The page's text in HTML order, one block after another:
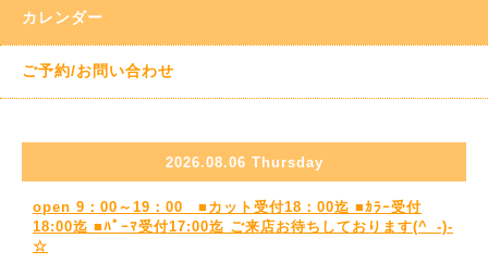
カレンダー
ご予約/お問い合わせ
2026.08.06 Thursday
open 9：00～19：00 ■カット受付18：00迄 ■ｶﾗｰ受付
18:00迄 ■ﾊﾟｰﾏ受付17:00迄 ご来店お待ちしております(^_-)-
☆